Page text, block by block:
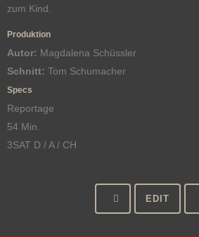
zum Kind.
Produktion
Autor: Magdalena Schüssler
Schnitt: Tom Schumacher
Specs
Reportage
54 Min.
3SAT D / A / CH
EDIT